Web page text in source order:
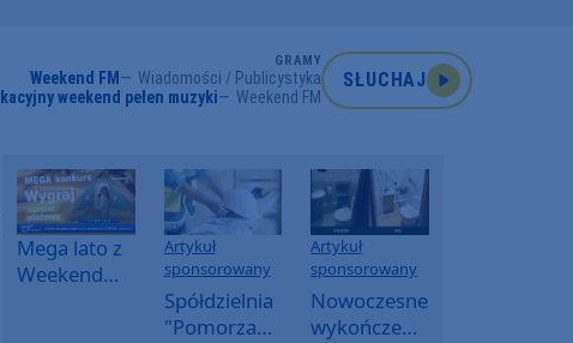
GRAMY
Weekend FM
Wiadomości / Publicystyka
weekend pełen muzyki
Weekend FM
SŁUCHAJ
Mega lato z
Weekend
Artykuł
sponsorowany
Spółdzielnia
"Pomorzanka"
Artykuł
sponsorowany
Nowoczesne
wykończenia